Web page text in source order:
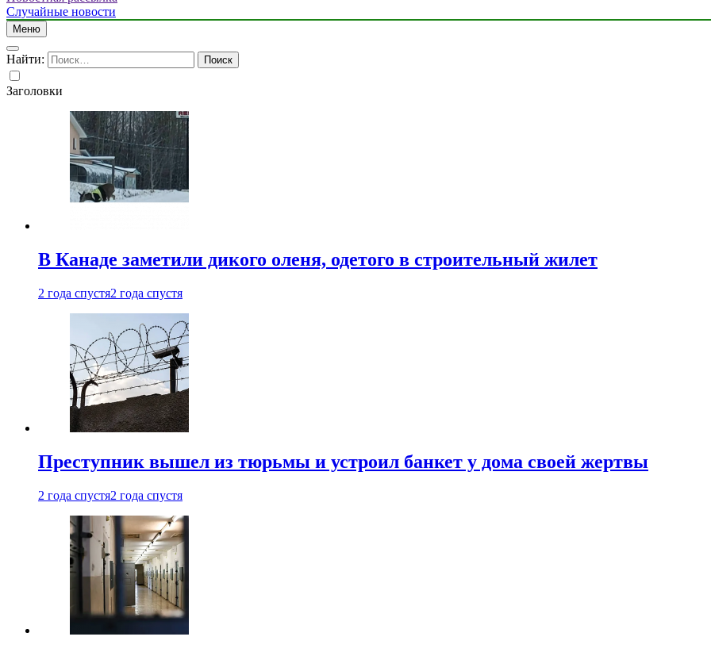
Случайные новости
Меню
Найти:
Заголовки
В Канаде заметили дикого оленя, одетого в строительный жилет
2 года спустя2 года спустя
Преступник вышел из тюрьмы и устроил банкет у дома своей жертвы
2 года спустя2 года спустя